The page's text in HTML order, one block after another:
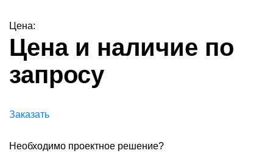
Цена:
Цена и наличие по
запросу
Заказать
Необходимо проектное решение?